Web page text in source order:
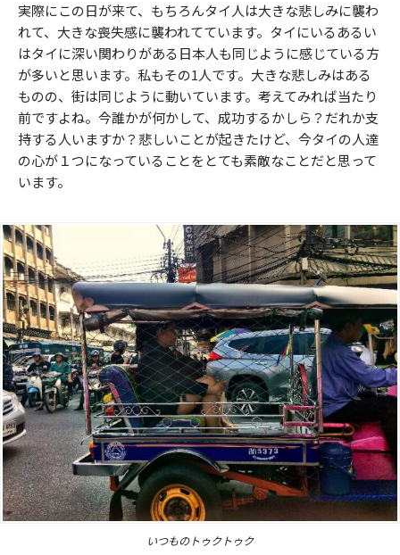
実際にこの日が来て、もちろんタイ人は大きな悲しみに襲わ
れて、大きな喪失感に襲われてています。タイにいるあるい
はタイに深い関わりがある日本人も同じように感じている方
が多いと思います。私もその1人です。大きな悲しみはある
ものの、街は同じように動いています。考えてみれば当たり
前ですよね。今誰かが何かして、成功するかしら？だれか支
持する人いますか？悲しいことが起きたけど、今タイの人達
の心が１つになっていることをとても素敵なことだと思って
います。
いつものトゥクトゥク